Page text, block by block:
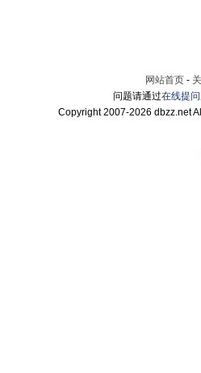
网站首页 -
问题请通过在线提问
Copyright 2007-2026 dbzz.net